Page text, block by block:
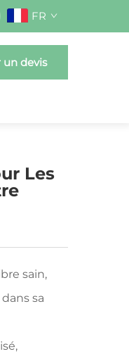
FR
devis
Les
sain,
sa